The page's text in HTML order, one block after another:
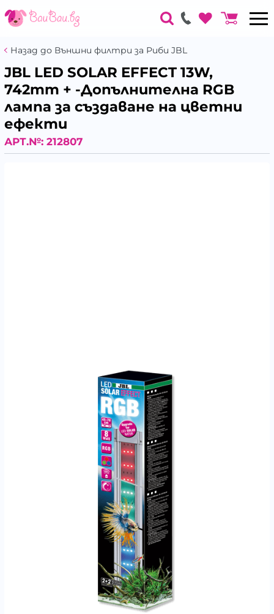
Назад до Външни филтри за Риби JBL
JBL LED SOLAR EFFECT 13W,
742mm + -Допълнителна RGB
лампа за създаване на цветни
ефекти
АРТ.№: 212807